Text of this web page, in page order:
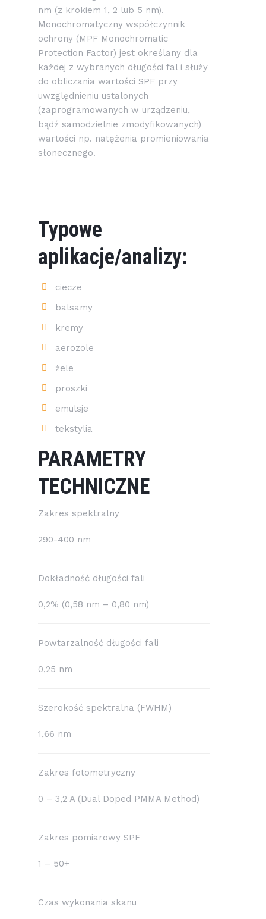
nm (z krokiem 1, 2 lub 5 nm).
Monochromatyczny współczynnik
ochrony (MPF Monochromatic
Protection Factor) jest określany dla
każdej z wybranych długości fal i służy
do obliczania wartości SPF przy
uwzględnieniu ustalonych
(zaprogramowanych w urządzeniu,
bądź samodzielnie zmodyfikowanych)
wartości np. natężenia promieniowania
słonecznego.
Typowe
aplikacje/analizy:
ciecze
balsamy
kremy
aerozole
żele
proszki
emulsje
tekstylia
PARAMETRY
TECHNICZNE
Zakres spektralny
290-400 nm
Dokładność długości fali
0,2% (0,58 nm – 0,80 nm)
Powtarzalność długości fali
0,25 nm
Szerokość spektralna (FWHM)
1,66 nm
Zakres fotometryczny
0 – 3,2 A (Dual Doped PMMA Method)
Zakres pomiarowy SPF
1 – 50+
Czas wykonania skanu